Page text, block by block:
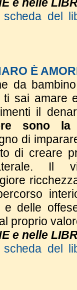
del
È
da
ti sai amare
il
sono la
di
di creare
Il
e delle
proprio
e nelle
del